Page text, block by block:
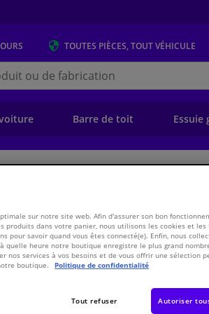
TOUTES PIÈCES, TOUT VÉHICULE
Barre de toit Essuie
Blue Print
€ 53,
Voir les
sur notre site web. Afin d'assurer son bon
produits dans votre panier, nous utilisons les cookies et les
pour savoir quand vous êtes connecté(e). Enfin, nous
quelle heure notre boutique enregistre le plus grand
nos services à vos besoins et de vous offrir une sélection
boutique.
Politique de confidentialité
Tout refuser Autoriser